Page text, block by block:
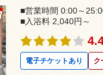
■営業時間 0:00～
■入浴料 2,040円～
電子チケットあり ク